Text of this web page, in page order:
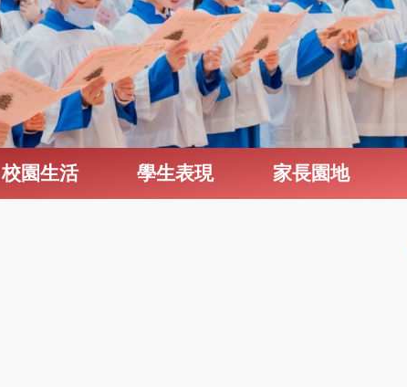
校園生活 學生表現 家長園地